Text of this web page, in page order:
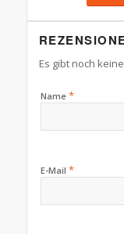
Es gibt noch
Name *
E-Mail *